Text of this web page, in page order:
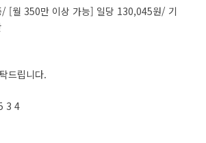
/ [월 350만 이상 가능] 일당 130,045원/ 기
드립니다.
3 4